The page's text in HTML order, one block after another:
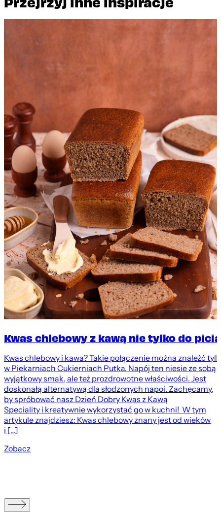
Kwas chlebowy z kawą nie tylko do picia
Kwas chlebowy i kawa? Takie połączenie można znaleźć
w Piekarniach Cukierniach Putka. Napój ten niesie ze sobą
wyjątkowy smak, ale też prozdrowotne właściwości. Jest
doskonałą alternatywą dla słodzonych napoi. Zachęcamy,
by spróbować nasz Dzień Dobry Kwas z Kawą
Speciality i kreatywnie wykorzystać go w kuchni! W tym
artykule znajdziesz: Kwas chlebowy znany jest od wieków
i […]
Zobacz